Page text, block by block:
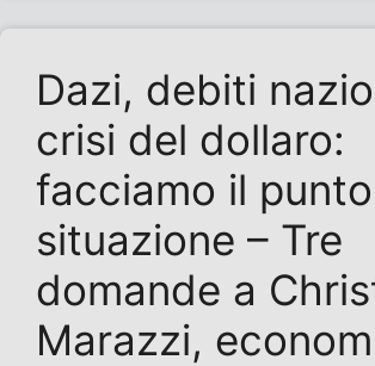
Dazi, debiti
crisi del dollaro:
facciamo il
situazione – Tre
domande a
Marazzi,